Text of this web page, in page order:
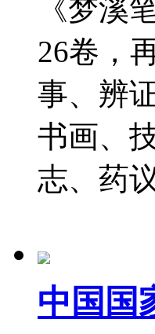
《梦溪
26卷，
事、辨
书画、
志、药
中国国